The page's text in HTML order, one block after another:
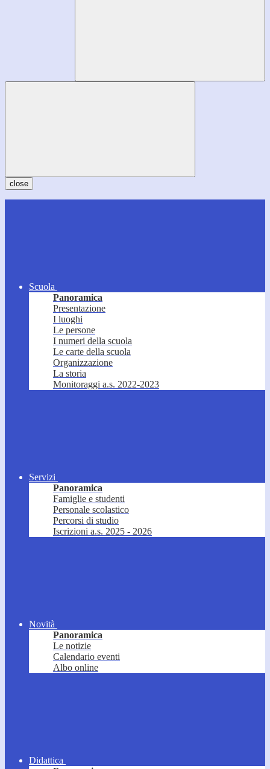
close
Scuola
Panoramica
Presentazione
I luoghi
Le persone
I numeri della scuola
Le carte della scuola
Organizzazione
La storia
Monitoraggi a.s. 2022-2023
Servizi
Panoramica
Famiglie e studenti
Personale scolastico
Percorsi di studio
Iscrizioni a.s. 2025 - 2026
Novità
Panoramica
Le notizie
Calendario eventi
Albo online
Didattica